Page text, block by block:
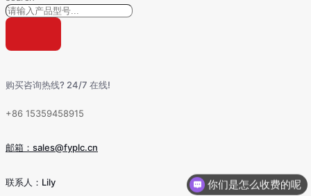
购买咨询热线? 24/7 在线!
+86 15359458915
邮箱：sales@fyplc.cn
联系人：Lily 你们是怎么收费的呢